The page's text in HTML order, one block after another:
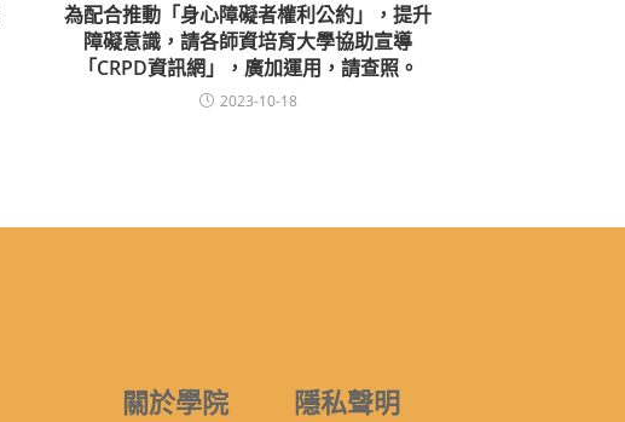
為配合推動「身心障礙者權利公約」，提升
障礙意識，請各師資培育大學協助宣導
「CRPD資訊網」，廣加運用，請查照。
2023-10-18
關於學院 隱私聲明